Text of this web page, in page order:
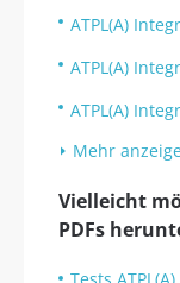
ATPL(A)
ATPL(A)
ATPL(A)
Mehr
Vielleicht
PDFs